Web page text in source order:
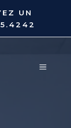
UN
MENU